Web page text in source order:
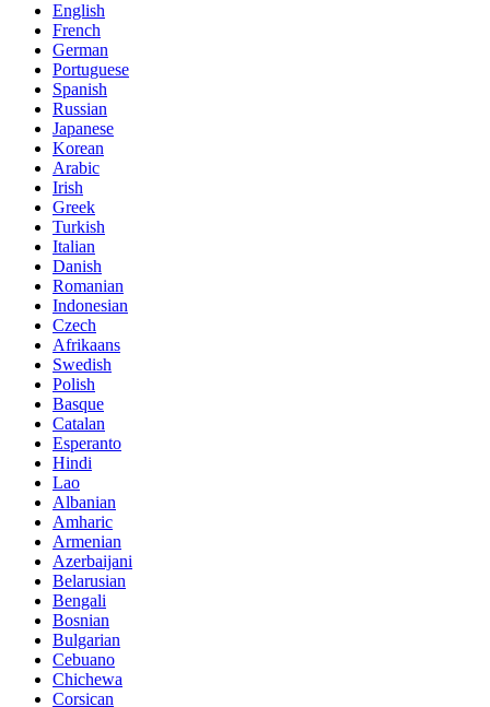
English
French
German
Portuguese
Spanish
Russian
Japanese
Korean
Arabic
Irish
Greek
Turkish
Italian
Danish
Romanian
Indonesian
Czech
Afrikaans
Swedish
Polish
Basque
Catalan
Esperanto
Hindi
Lao
Albanian
Amharic
Armenian
Azerbaijani
Belarusian
Bengali
Bosnian
Bulgarian
Cebuano
Chichewa
Corsican